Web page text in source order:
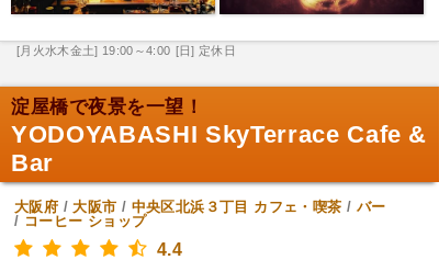
[月火水木金土] 19:00～4:00 [日] 定休日
淀屋橋で夜景を一望！
YODOYABASHI SkyTerrace Cafe &
Bar
大阪府 /大阪市 / 中央区北浜３丁目 カフェ・喫茶 / バー
/ コーヒー ショップ
4.4